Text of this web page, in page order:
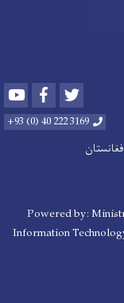
Youtube Facebook
3169 222 40 (0) 93+
Powered by:
Information